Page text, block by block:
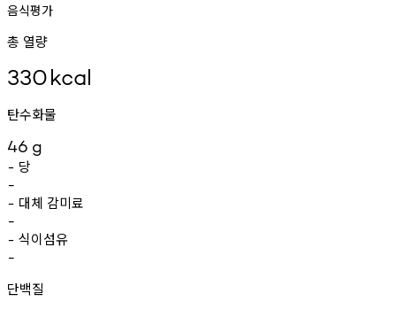
음식평가
총 열량
330kcal
탄수화물
46 g
- 당
-
- 대체 감미료
-
- 식이섬유
-
단백질